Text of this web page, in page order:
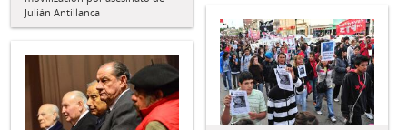
Julián Antillanca